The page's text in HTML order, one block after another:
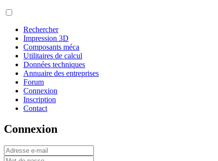
Rechercher
Impression 3D
Composants méca
Utilitaires de calcul
Données techniques
Annuaire des entreprises
Forum
Connexion
Inscription
Contact
Connexion